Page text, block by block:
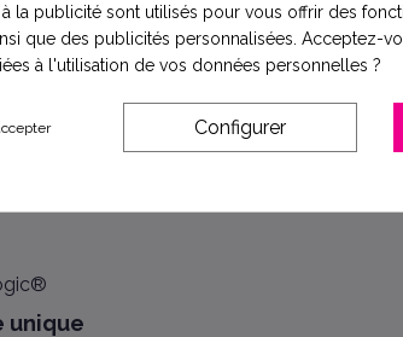
unique
à la publicité sont utilisés pour vous offrir des
que des publicités personnalisées. Acceptez-
à l'utilisation de vos données personnelles ?
Configurer